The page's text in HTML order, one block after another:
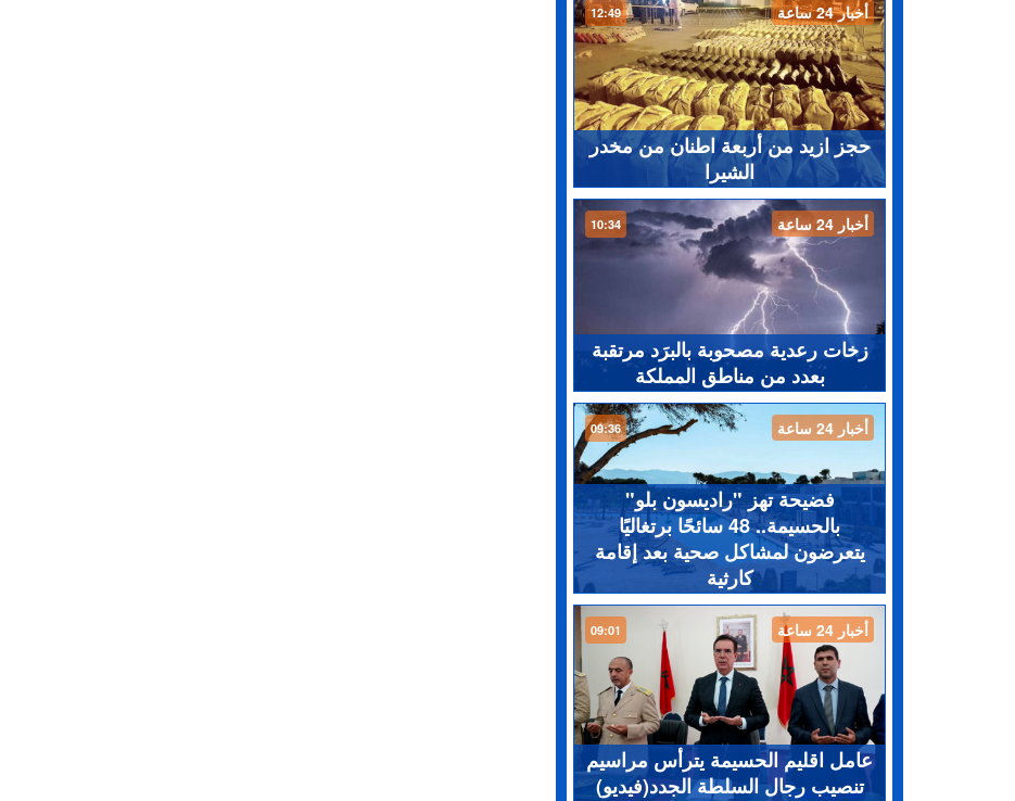
أخبار 24 ساعة 12:49
حجز ازيد من أربعة اطنان من مخدر
الشيرا
أخبار 24 ساعة 10:34
زخات رعدية مصحوبة بالبرَد مرتقبة
بعدد من مناطق المملكة
أخبار 24 ساعة 09:36
فضيحة تهز "راديسون بلو"
بالحسيمة.. 48 سائحًا برتغاليًا
يتعرضون لمشاكل صحية بعد إقامة
كارثية
أخبار 24 ساعة 09:01
عامل اقليم الحسيمة يترأس مراسيم
تنصيب رجال السلطة الجدد(فيديو)